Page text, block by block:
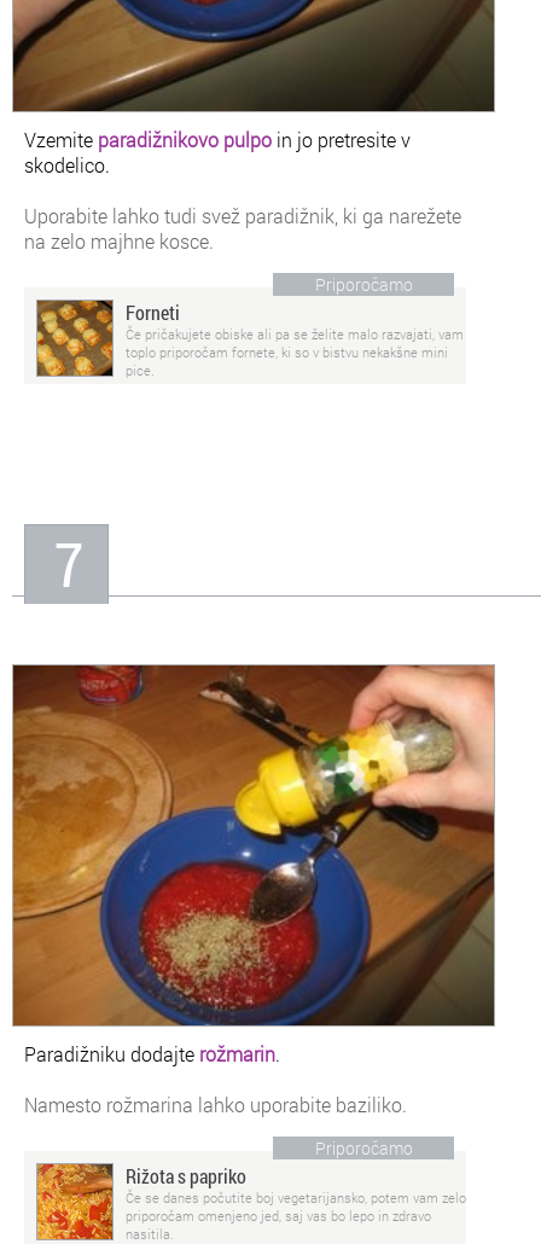
Vzemite paradižnikovo pulpo in jo pretresite v
skodelico.
Uporabite lahko tudi svež paradižnik, ki ga narežete
na zelo majhne kosce.
Priporočamo
Forneti
Če pričakujete obiske ali pa se želite malo razvajati, vam
toplo priporočam fornete, ki so v bistvu nekakšne mini
pice.
7
Paradižniku dodajte rožmarin.
Namesto rožmarina lahko uporabite baziliko.
Priporočamo
Rižota s papriko
Če se danes počutite boj vegetarijansko, potem vam zelo
priporočam omenjeno jed, saj vas bo lepo in zdravo
nasitila.